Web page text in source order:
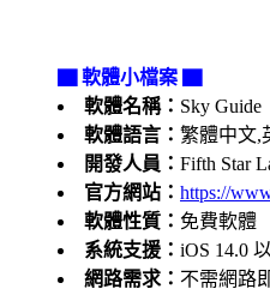
▇ 軟體小檔案 ▇
軟體名稱： Sky Guide
軟體語言： 繁體中文
開發人員： Fifth Star
官方網站： https://
軟體性質： 免費軟體
系統支援： iOS 14.0
網路需求： 不需網路